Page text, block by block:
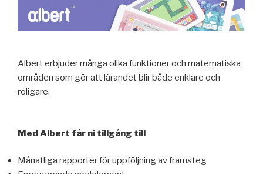
Albert erbjuder många olika funktioner och matematiska
områden som gör att lärandet blir både enklare och
roligare.
Med Albert får ni tillgång till
Månatliga rapporter för uppföljning av framsteg